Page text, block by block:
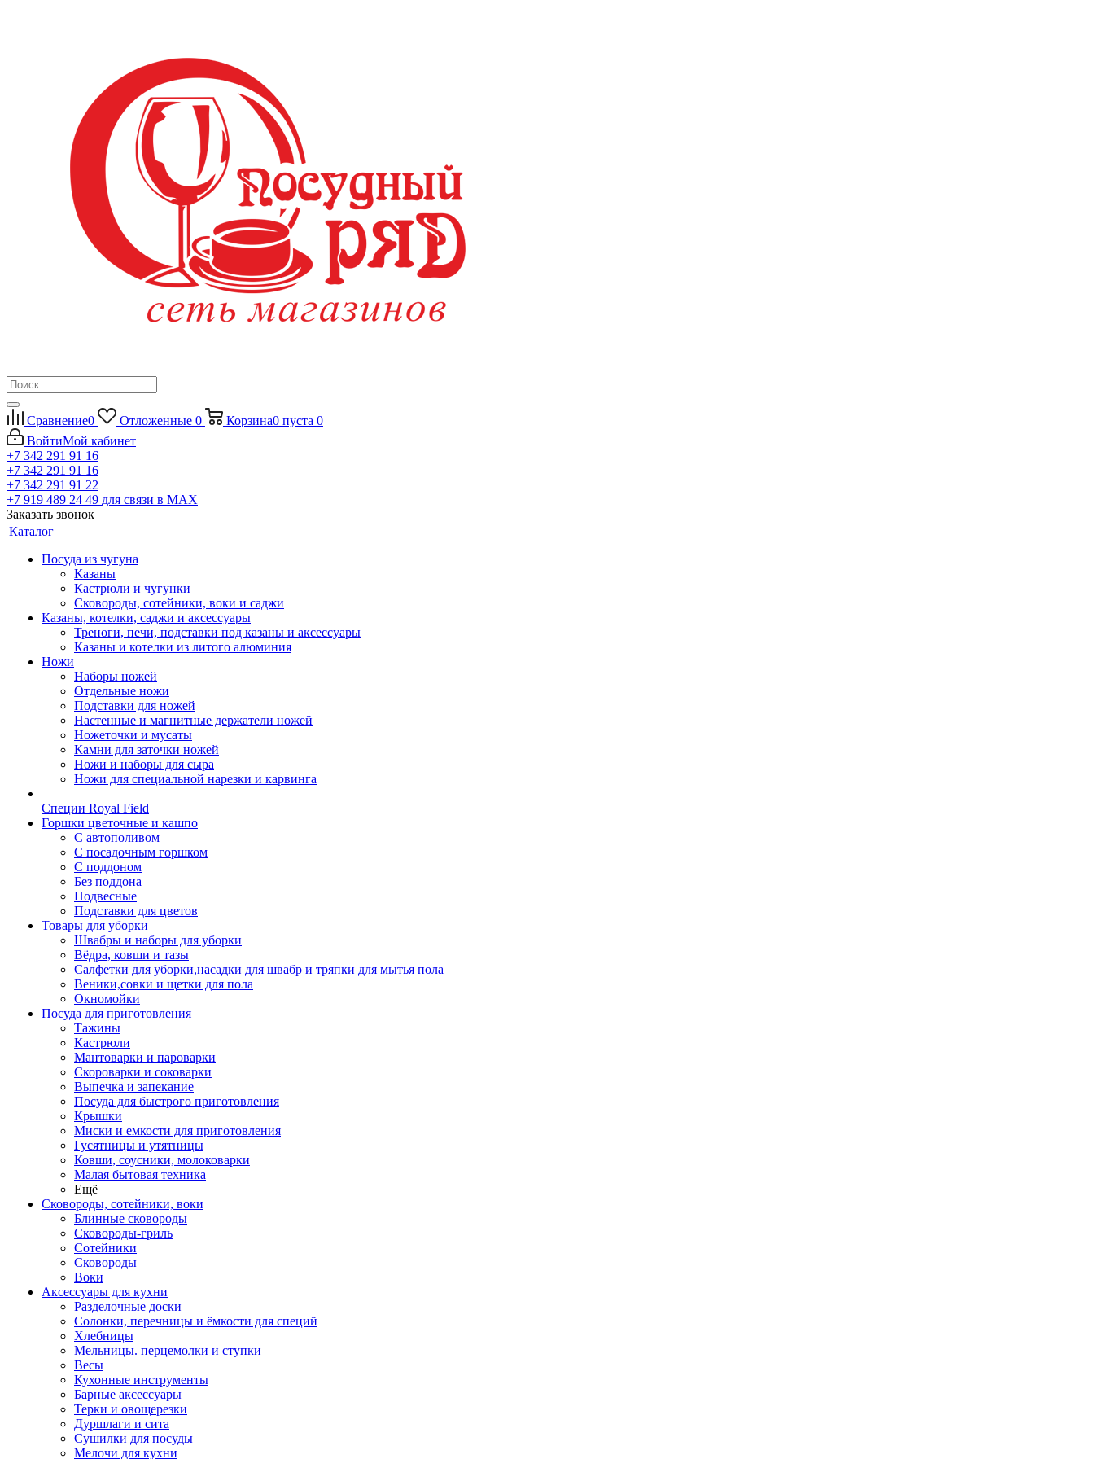
Сравнение0 Отложенные 0 Корзина0 пуста 0
ВойтиМой кабинет
+7 342 291 91 16
+7 342 291 91 16
+7 342 291 91 22
+7 919 489 24 49 для связи в МАХ
Заказать звонок
Каталог
Посуда из чугуна
Казаны
Кастрюли и чугунки
Сковороды, сотейники, воки и саджи
Казаны, котелки, саджи и аксессуары
Треноги, печи, подставки под казаны и аксессуары
Казаны и котелки из литого алюминия
Ножи
Наборы ножей
Отдельные ножи
Подставки для ножей
Настенные и магнитные держатели ножей
Ножеточки и мусаты
Камни для заточки ножей
Ножи и наборы для сыра
Ножи для специальной нарезки и карвинга
Специи Royal Field
Горшки цветочные и кашпо
С автополивом
С посадочным горшком
С поддоном
Без поддона
Подвесные
Подставки для цветов
Товары для уборки
Швабры и наборы для уборки
Вёдра, ковши и тазы
Салфетки для уборки,насадки для швабр и тряпки для мытья пола
Веники,совки и щетки для пола
Окномойки
Посуда для приготовления
Тажины
Кастрюли
Мантоварки и пароварки
Скороварки и соковарки
Выпечка и запекание
Посуда для быстрого приготовления
Крышки
Миски и емкости для приготовления
Гусятницы и утятницы
Ковши, соусники, молоковарки
Малая бытовая техника
Ещё
Сковороды, сотейники, воки
Блинные сковороды
Сковороды-гриль
Сотейники
Сковороды
Воки
Аксессуары для кухни
Разделочные доски
Солонки, перечницы и ёмкости для специй
Хлебницы
Мельницы. перцемолки и ступки
Весы
Кухонные инструменты
Барные аксессуары
Терки и овощерезки
Дуршлаги и сита
Сушилки для посуды
Мелочи для кухни